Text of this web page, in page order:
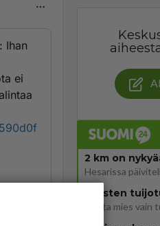
Ihan
ei
Miesten